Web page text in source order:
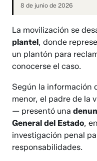
8 de junio de 2026
La movilización se
plantel, donde
un plantón para
conocerse el caso.
Según la información
menor, el padre de la
— presentó una
General del Estado,
investigación penal
responsabilidades.